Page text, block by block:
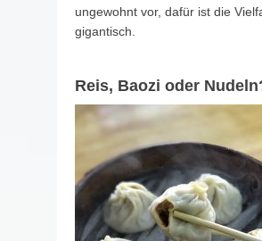
ungewohnt vor, dafür ist die
gigantisch.
Reis, Baozi oder